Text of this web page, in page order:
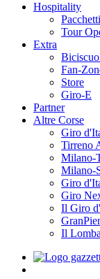
Hospitality
Pacchetti
Tour
Extra
Fan-
Store
Giro-E
Partner
Altre Corse
Giro
Tirreno
Milano-
Milano-
Giro
Giro
Il Giro
Il